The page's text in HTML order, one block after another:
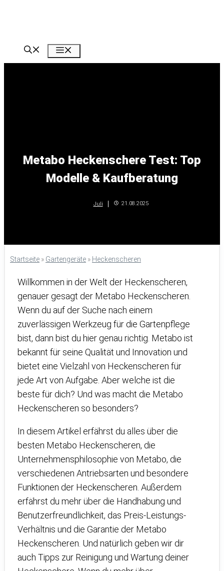
Metabo Heckenschere Test: Top
Modelle & Kaufberatung
Juli 21.08.2025
Startseite » Gartengeräte » Heckenscheren
Willkommen in der Welt der Heckenscheren,
genauer gesagt der Metabo Heckenscheren.
Wenn du auf der Suche nach einem
zuverlässigen Werkzeug für die Gartenpflege
bist, dann bist du hier genau richtig. Metabo ist
bekannt für seine Qualität und Innovation und
bietet eine Vielzahl von Heckenscheren für
jede Art von Aufgabe. Aber welche ist die
beste für dich? Und was macht die Metabo
Heckenscheren so besonders?
In diesem Artikel erfährst du alles über die
besten Metabo Heckenscheren, die
Unternehmensphilosophie von Metabo, die
verschiedenen Antriebsarten und besondere
Funktionen der Heckenscheren. Außerdem
erfährst du mehr über die Handhabung und
Benutzerfreundlichkeit, das Preis-Leistungs-
Verhältnis und die Garantie der Metabo
Heckenscheren. Und natürlich geben wir dir
auch Tipps zur Reinigung und Wartung deiner